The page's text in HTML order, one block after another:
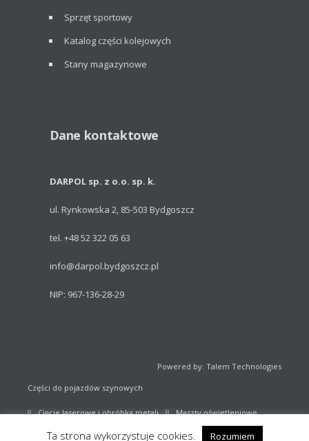
Sprzęt sportowy
Katalog części kolejowych
Stany magazynowe
Dane kontaktowe
DARPOL sp. z o.o. sp. k.
ul. Rynkowska 2, 85-503 Bydgoszcz
tel. +48 52 322 05 63
info@darpol.bydgoszcz.pl
NIP: 967-136-28-29
Powered by: Talem Technologies
Części do pojazdów szynowych
Cięcie laserowe i obróbka metali Maszty oświetleniowe
Sprzęt sportowy Katalog części kolejowych
Ta strona wykorzystuje cookies. Rozumiem